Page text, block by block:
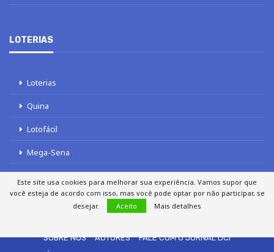
LOTERIAS
Loterias
Quina
Lotofácil
Mega-Sena
SOBRE NÓS AUTORES
FALE COM O JORNAL DCI
Este site usa cookies para melhorar sua experiência. Vamos supor que
você esteja de acordo com isso, mas você pode optar por não participar, se
desejar.
Aceito Mais detalhes